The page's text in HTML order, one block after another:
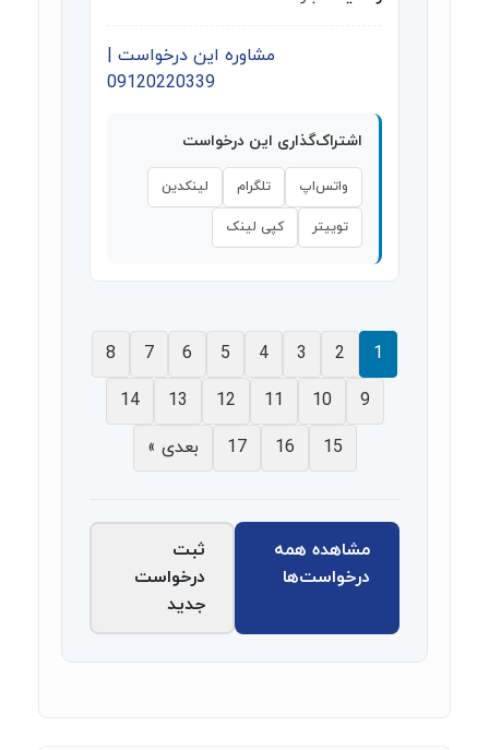
مشاوره این درخواست |
09120220339
اشتراک‌گذاری این درخواست
واتس‌اپ تلگرام لینکدین
توییتر کپی لینک
1
2
3
4
5
6
7
8
9
10
11
12
13
14
15
16
17 بعدی »
مشاهده همه
درخواست‌ها
ثبت
درخواست
جدید